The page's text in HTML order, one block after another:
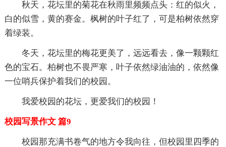
秋天，花坛里的菊花在秋雨里频频点头：红的似火，
白的似雪，黄的赛金。枫树的叶子红了，可是柏树依然穿
着绿装。
冬天，花坛里的梅花更美了，远远看去，像一颗颗红
色的宝石。柏树也不畏严寒，叶子依然绿油油的，依然像
一位哨兵保护着我们的校园。
我爱校园的花坛，更爱我们的校园！
校园写景作文 篇9
校园那充满书卷气的地方令我向往，但校园里四季的